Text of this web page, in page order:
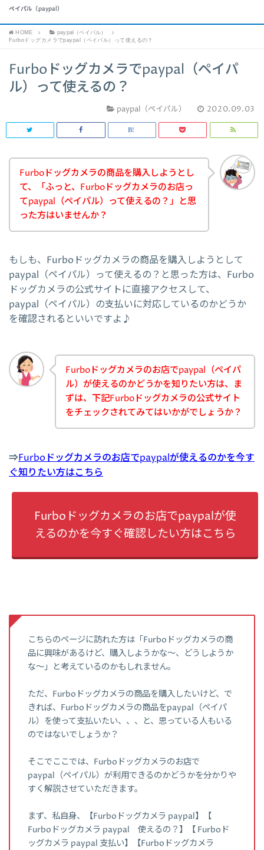
ペイパル（paypal）
HOME
paypal（ペイパル）
Furboドッグカメラでpaypal（ペイパル）って使えるの？
Furboドッグカメラでpaypal（ペイパ
ル）って使えるの？
paypal（ペイパル） 2020.09.03
Furboドッグカメラの商品を購入しようとし
て、「ふっと、Furboドッグカメラのお店っ
てpaypal（ペイパル）って使えるの？」と思
った方はいませんか？
もしも、Furboドッグカメラの商品を購入しようとして
paypal（ペイパル）って使えるの？と思った方は、Furbo
ドッグカメラの公式サイトに直接アクセスして、
paypal（ペイパル）の支払いに対応しているのかどうか
を確認されるといいですよ♪
Furboドッグカメラのお店でpaypal（ペイパ
ル）が使えるのかどうかを知りたい方は、ま
ずは、下記Furboドッグカメラの公式サイト
をチェックされてみてはいかがでしょうか？
⇒Furboドッグカメラのお店でpaypalが使えるのかを今す
ぐ知りたい方はこちら
Furboドッグカメラのお店でpaypalが使
えるのかを今すぐ確認したい方はこちら
こちらのページに訪れた方は「Furboドッグカメラの商
品に興味があるけど、購入しようかな～、どうしようか
な～」と考えているのかもしれません。
ただ、Furboドッグカメラの商品を購入したいけど、で
きれば、Furboドッグカメラの商品をpaypal（ペイパ
ル）を使って支払いたい、、、と、思っている人もいる
のではないでしょうか？
そこでここでは、Furboドッグカメラのお店で
paypal（ペイパル）が利用できるのかどうかを分かりや
すく解説させていただきます。
まず、私自身、【Furboドッグカメラ paypal】【
Furboドッグカメラ paypal 使えるの？】【 Furboド
ッグカメラ paypal 支払い】【Furboドッグカメラ